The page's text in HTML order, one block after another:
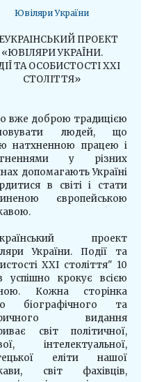
Ювіляри України
ПРОЕКТ
«ЮВІЛЯРИ УКРАЇНИ.
ТА ОСОБИСТОСТІ XXI
СТОЛІТТЯ»
вже доброю традицією
людей, що
натхненною працею і
у різних
допомагають Україні
в світі і стати
європейською
проект
України. Події та
ХХІ століття" 10
успішно крокує всією
Кожна сторінка
біографічного та
видання
світ політичної,
інтелектуальної,
еліти нашої
світ фахівців,